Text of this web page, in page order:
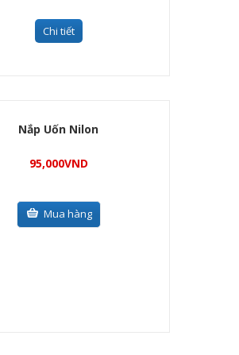
Chi tiết
Nắp Uốn Nilon
95,000VND
Mua hàng